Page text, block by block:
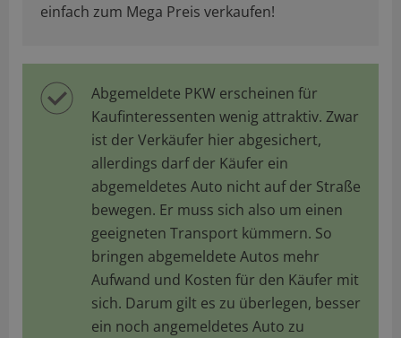
einfach zum Mega Preis verkaufen!
Abgemeldete PKW erscheinen für
Kaufinteressenten wenig attraktiv. Zwar
ist der Verkäufer hier abgesichert,
allerdings darf der Käufer ein
abgemeldetes Auto nicht auf der Straße
bewegen. Er muss sich also um einen
geeigneten Transport kümmern. So
bringen abgemeldete Autos mehr
Aufwand und Kosten für den Käufer mit
sich. Darum gilt es zu überlegen, besser
ein noch angemeldetes Auto zu